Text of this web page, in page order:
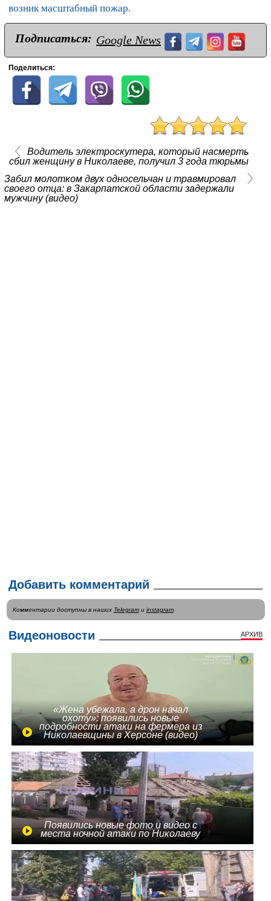
возник масштабный пожар.
Подписаться: Google News
Поделиться:
Водитель электроскутера, который насмерть
сбил женщину в Николаеве, получил 3 года тюрьмы
Забил молотком двух односельчан и травмировал
своего отца: в Закарпатской области задержали
мужчину (видео)
Добавить комментарий
Комментарии доступны в наших Telegramи instagram.
Видеоновости АРХИВ
«Жена убежала, а дрон начал
охоту»: появились новые
подробности атаки на фермера из
Николаевщины в Херсоне (видео)
Появились новые фото и видео с
места ночной атаки по Николаеву